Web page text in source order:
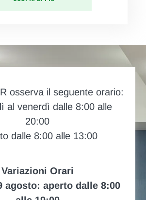
osserva il seguente orario:
al venerdì dalle 8:00 alle
20:00
dalle 8:00 alle 13:00
Variazioni Orari
agosto: aperto dalle 8:00